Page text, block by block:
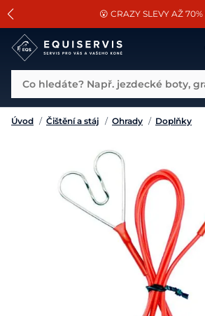
SLEVA 13% na vše od
😮 CRAZY SLEVY AŽ 70%
📐Pasování a doplňky k vybraným
Úvod / Čištění a stáj / Ohrady / Doplňky